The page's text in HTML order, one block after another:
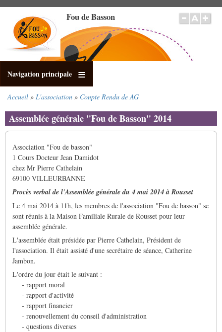
contenu
principal
Fou de Basson
Navigation principale
d'Ariane
Accueil L'association Conpte Rendu de AG
Assemblée générale "Fou de Basson" 2014
Association "Fou de basson"
1 Cours Docteur Jean Damidot
chez Mr Pierre Cathelain
69100 VILLEURBANNE
Procès verbal de l'Assemblée générale du 4 mai 2014 à Rousset
Le 4 mai 2014 à 11h, les membres de l'association "Fou de basson" se
sont réunis à la Maison Familiale Rurale de Rousset pour leur
assemblée générale.
L'assemblée était présidée par Pierre Cathelain, Président de
l'association. Il était assisté d'une secrétaire de séance, Catherine
Jambon.
L'ordre du jour était le suivant :
- rapport moral
- rapport d'activité
- rapport financier
- renouvellement du conseil d'administration
- questions diverses